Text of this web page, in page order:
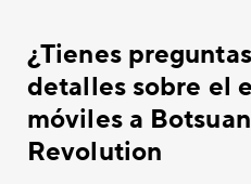
¿Tienes
detalles sobre el
móviles a
Revolution